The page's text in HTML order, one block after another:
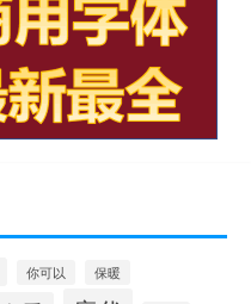
你可以 保暖